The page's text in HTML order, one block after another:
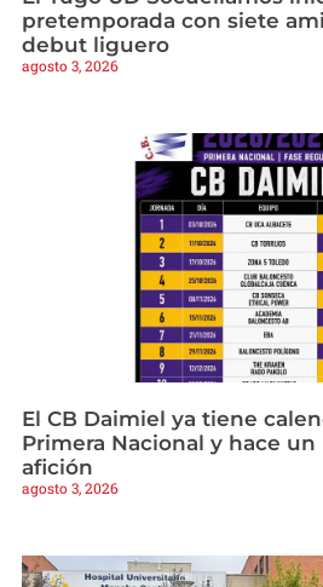
pretemporada con siete
debut liguero
agosto 3, 2026
El CB Daimiel ya tiene
Primera Nacional y hace
afición
agosto 3, 2026